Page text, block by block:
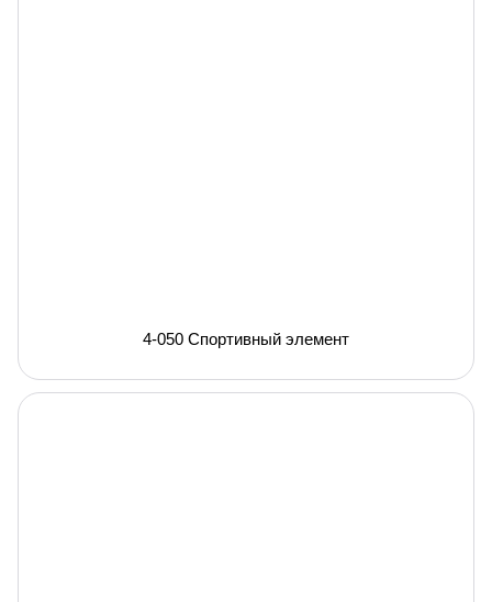
4-050 Спортивный элемент